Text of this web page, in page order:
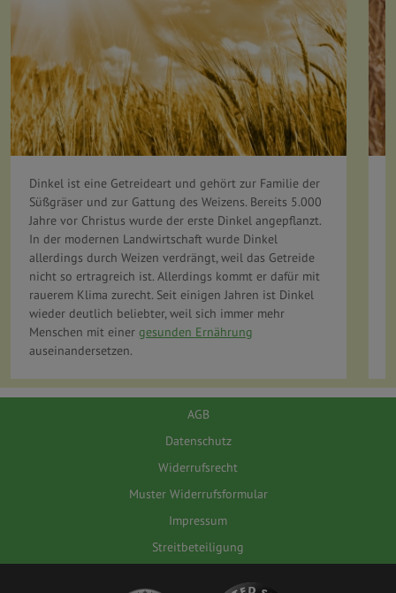
Dinkel ist eine Getreideart und gehört zur Familie der
Süßgräser und zur Gattung des Weizens. Bereits 5.000
Jahre vor Christus wurde der erste Dinkel angepflanzt.
In der modernen Landwirtschaft wurde Dinkel
allerdings durch Weizen verdrängt, weil das Getreide
nicht so ertragreich ist. Allerdings kommt er dafür mit
rauerem Klima zurecht. Seit einigen Jahren ist Dinkel
wieder deutlich beliebter, weil sich immer mehr
Menschen mit einer gesunden Ernährung
auseinandersetzen.
AGB
Datenschutz
Widerrufsrecht
Muster Widerrufsformular
Impressum
Streitbeteiligung